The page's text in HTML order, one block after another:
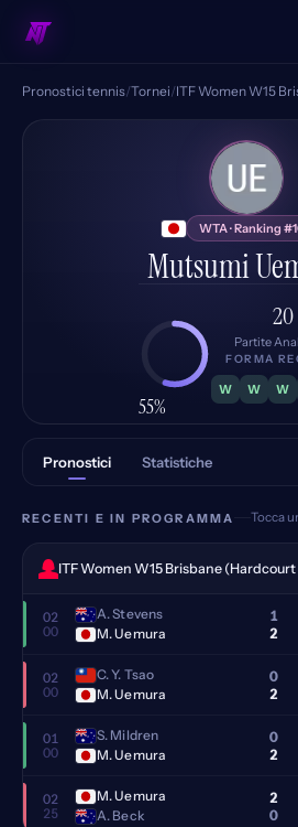
Pronostici tennis/Tornei/ITF Women W15
MU
WTA · Ranking
Mutsumi
55%
20
Partite
FORMA
W W W
Pronostici Statistiche
RECENTI E IN PROGRAMMA Tocca
ITF Women W15 Brisbane
02
00
A. Stevens
M. Uemura
1
2
02
00
C. Y. Tsao
M. Uemura
0
2
01
00
S. Mildren
M. Uemura
0
2
02
25
M. Uemura
A. Beck
2
0